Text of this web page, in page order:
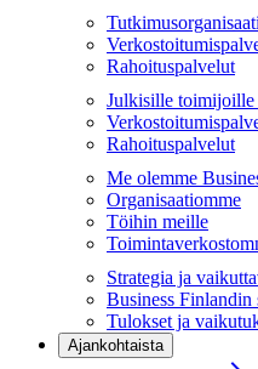
Rahoituspalvelut
Julkisille toimijoille
Rahoituspalvelut
Me olemme
Organisaatiomme
Töihin meille
Strategia ja
Business Finlandin
Tulokset ja
Ajankohtaista